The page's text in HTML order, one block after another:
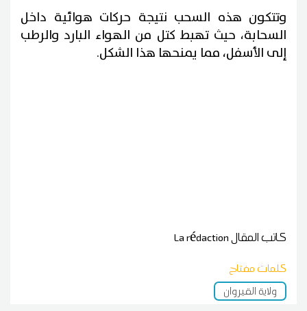
وتتكون هذه السحب نتيجة حركات هوائية داخل
السحابة، حيث تهبط كتل من الهواء البارد والرطب
إلى الأسفل، مما يمنحها هذا الشكل.
كاتب المقالLa rédaction
كلمات مفتاح
ولاية القيروان